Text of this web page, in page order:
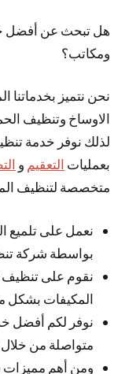
هل تبحث عن أفضل
ومكاتب؟
نحن نتميز بخدماتنا
الاوساخ وتنظيف
لذلك نوفر خدمة
بعمليات التعقيم و
متخصصة لتنظيف
نعمل على تلميع
بواسطة شركة
نقوم على تنظيف
المكيفات بشكل
متواصلة من
ومن أهم مميزات